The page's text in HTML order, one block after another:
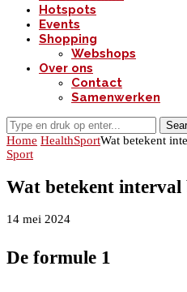
Hotspots
Events
Shopping
Webshops
Over ons
Contact
Samenwerken
Home HealthSportWat betekent
Sport
Wat betekent interval
14 mei 2024
De formule 1